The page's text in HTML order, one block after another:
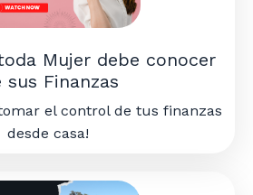
Mujer debe conocer
sus Finanzas
el control de tus finanzas
desde casa!